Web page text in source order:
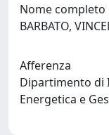
Nome completo
BARBATO,
Afferenza
Dipartimento di
Energetica e